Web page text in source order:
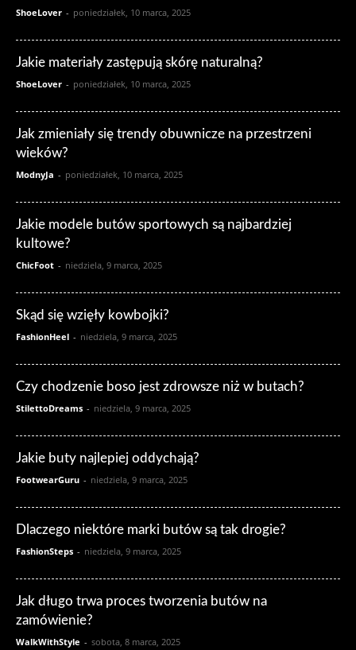
ShoeLover - poniedziałek, 10 marca, 2025
Jakie materiały zastępują skórę naturalną?
ShoeLover - poniedziałek, 10 marca, 2025
Jak zmieniały się trendy obuwnicze na przestrzeni
wieków?
ModnyJa - poniedziałek, 10 marca, 2025
Jakie modele butów sportowych są najbardziej
kultowe?
ChicFoot - niedziela, 9 marca, 2025
Skąd się wzięły kowbojki?
FashionHeel - niedziela, 9 marca, 2025
Czy chodzenie boso jest zdrowsze niż w butach?
StilettoDreams - niedziela, 9 marca, 2025
Jakie buty najlepiej oddychają?
FootwearGuru - niedziela, 9 marca, 2025
Dlaczego niektóre marki butów są tak drogie?
FashionSteps - niedziela, 9 marca, 2025
Jak długo trwa proces tworzenia butów na
zamówienie?
WalkWithStyle - sobota, 8 marca, 2025